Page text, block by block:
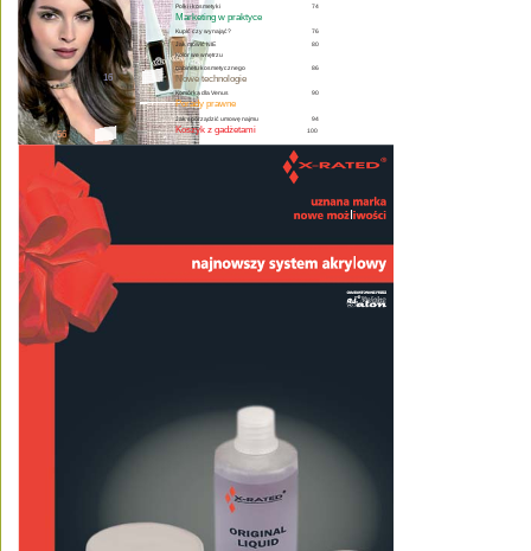
Polki i kosmetyki
74
Marketing w praktyce
Kupić czy wynająć?
76
Jak mówić NIE
80
Kolor we wnętrzu
gabinetu kosmetycznego
86
16 Nowe technologie
Komórka dla Venus 90
Porady prawne
Jak sporządzić umowę najmu 94
56 Koszyk z gadżetami 100